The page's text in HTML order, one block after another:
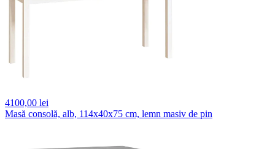
4100,00 lei
Masă consolă, alb, 114x40x75 cm, lemn masiv de pin